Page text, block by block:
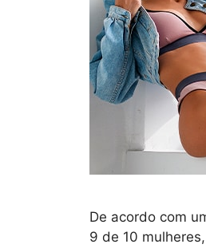
De acordo com
9 de 10